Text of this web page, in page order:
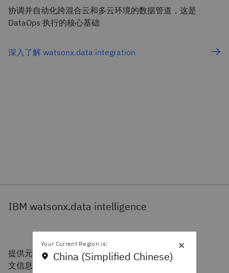
协调并自动化跨混合云和多云环境的数据管道，这是
DataOps 执行的核心基础
深入了解 watsonx.data integration
IBM watsonx.data intelligence
提供元数据管理、数据血缘、质量与治理——将上下
文信息、可信度与策略感知智能融入 DataOps 工作
×
Your Current Region is:
China (Simplified Chinese)